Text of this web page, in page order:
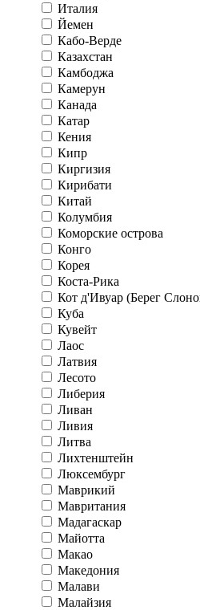
Италия
Йемен
Кабо-Верде
Казахстан
Камбоджа
Камерун
Канада
Катар
Кения
Кипр
Киргизия
Кирибати
Китай
Колумбия
Коморские острова
Конго
Корея
Коста-Рика
Кот д'Ивуар (Берег
Куба
Кувейт
Лаос
Латвия
Лесото
Либерия
Ливан
Ливия
Литва
Лихтенштейн
Люксембург
Маврикий
Мавритания
Мадагаскар
Майотта
Макао
Македония
Малави
Малайзия